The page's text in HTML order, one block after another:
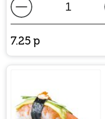
7.25р